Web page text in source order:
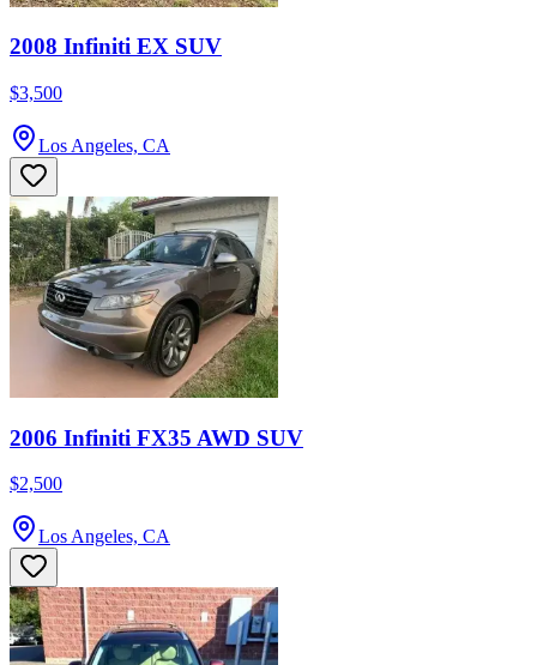
2008 Infiniti EX SUV
$3,500
Los Angeles, CA
2006 Infiniti FX35 AWD SUV
$2,500
Los Angeles, CA